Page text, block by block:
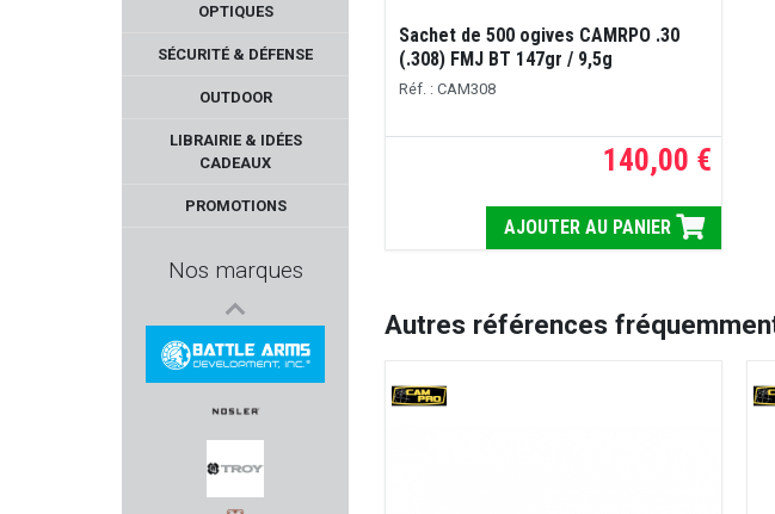
OPTIQUES
SÉCURITÉ & DÉFENSE
OUTDOOR
LIBRAIRIE & IDÉES
CADEAUX
PROMOTIONS
Nos marques
BUL ARMORY
BATTLE ARMS
NOSLER
Sachet de 500 ogives CAMRPO .30
(.308) FMJ BT 147gr / 9,5g
Réf. : CAM308
140,00 €
AJOUTER AU PANIER
Autres références